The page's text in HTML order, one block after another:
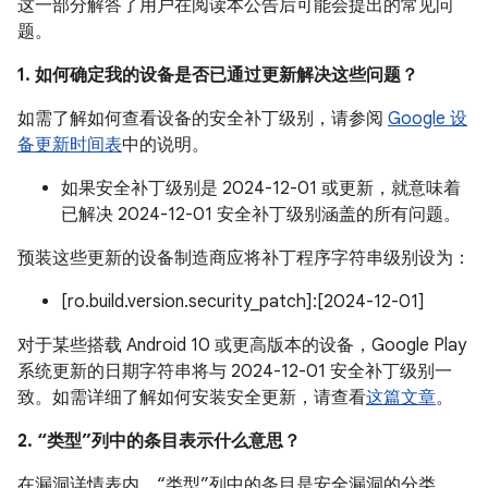
这一部分解答了用户在阅读本公告后可能会提出的常见问
题。
1. 如何确定我的设备是否已通过更新解决这些问题？
如需了解如何查看设备的安全补丁级别，请参阅 Google 设
备更新时间表中的说明。
如果安全补丁级别是 2024-12-01 或更新，就意味着
已解决 2024-12-01 安全补丁级别涵盖的所有问题。
预装这些更新的设备制造商应将补丁程序字符串级别设为：
[ro.build.version.security_patch]:[2024-12-01]
对于某些搭载 Android 10 或更高版本的设备，Google Play
系统更新的日期字符串将与 2024-12-01 安全补丁级别一
致。如需详细了解如何安装安全更新，请查看这篇文章。
2. “类型”列中的条目表示什么意思？